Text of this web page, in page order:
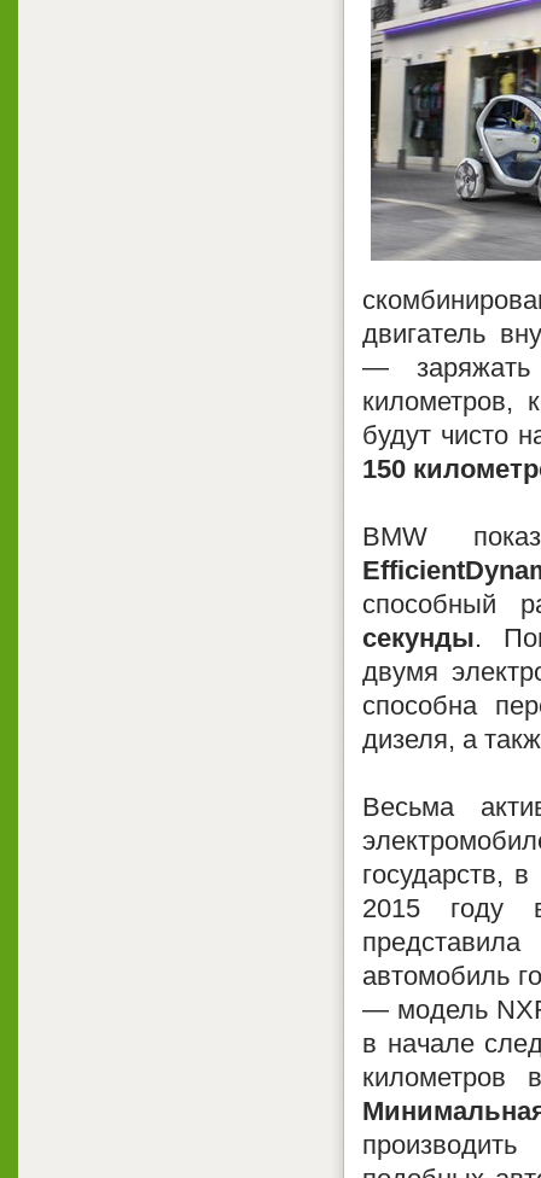
двигатель
—
километров,
будут чисто
150
BMW
способный
секунды.
двумя
способна
дизеля, а
Весьма
государств,
2015 году
автомобиль
— модель
в начале